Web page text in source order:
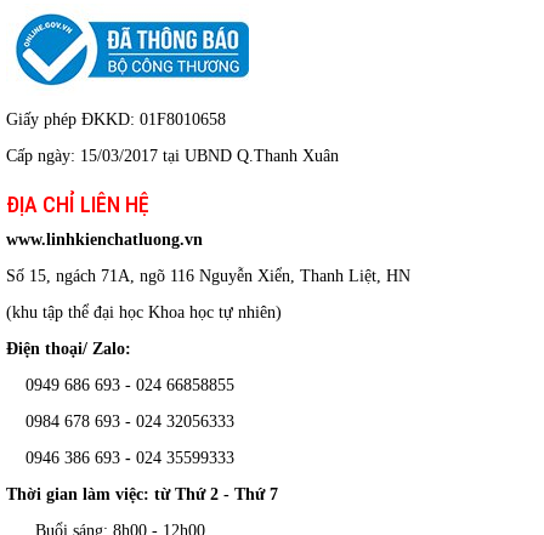
Giấy phép ĐKKD: 01F8010658
Cấp ngày: 15/03/2017 tại UBND Q.Thanh Xuân
ĐỊA CHỈ LIÊN HỆ
www.linhkienchatluong.vn
Số 15, ngách 71A, ngõ 116 Nguyễn Xiển, Thanh Liệt, HN
(khu tập thể đại học Khoa học tự nhiên)
Điện thoại/ Zalo:
0949 686 693 - 024 66858855
0984 678 693 - 024 32056333
0946 386 693 - 024 35599333
Thời gian làm việc: từ Thứ 2 - Thứ 7
Buổi sáng: 8h00 - 12h00